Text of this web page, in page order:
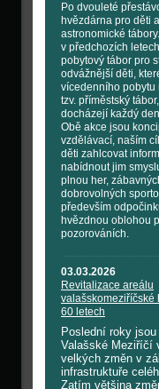
Po dvouleté
hvězdárna pro děti
astronomické
v předchozích
pobytový tábor pro
odvážnější děti,
vícedenního pobytu
tzv. příměstský
docházejí každý
Obě akce jsou
vzdělávací, naším
děti zahlcovat
nabídnout jim
plnou her,
dobrovolných
především
hvězdnou oblohou
pozorováních.
03.03.2026
Revitalizace areálu
valašskomeziříčské
60 letech
Poslední roky
Valašské Meziříčí
velkých změn v
infrastruktuře
Zatím většina